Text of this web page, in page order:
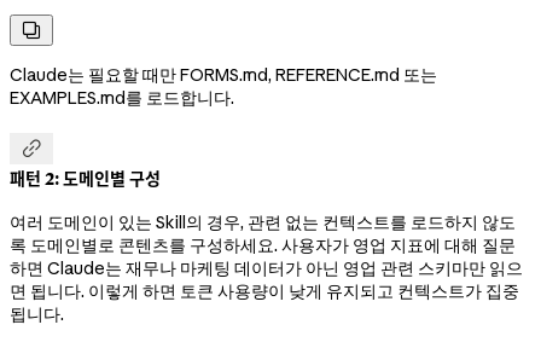

Claude는 필요할 때만 FORMS.md, REFERENCE.md 또는
EXAMPLES.md를 로드합니다.

패턴 2: 도메인별 구성
여러 도메인이 있는 Skill의 경우, 관련 없는 컨텍스트를 로드하지 않도
록 도메인별로 콘텐츠를 구성하세요. 사용자가 영업 지표에 대해 질문
하면 Claude는 재무나 마케팅 데이터가 아닌 영업 관련 스키마만 읽으
면 됩니다. 이렇게 하면 토큰 사용량이 낮게 유지되고 컨텍스트가 집중
됩니다.